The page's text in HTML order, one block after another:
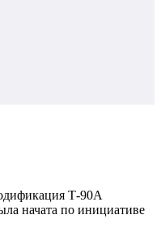
Т-90А
начата по инициативе